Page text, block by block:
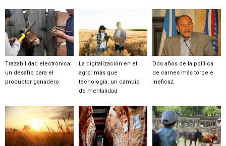
Trazabilidad electrónica:
un desafío para el
productor ganadero
La digitalización en el
agro: más que
tecnología, un cambio
de mentalidad
Dos años de la política
de carnes más torpe e
ineficaz